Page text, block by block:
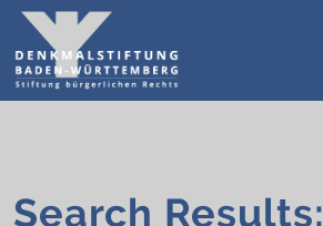
Search Results: